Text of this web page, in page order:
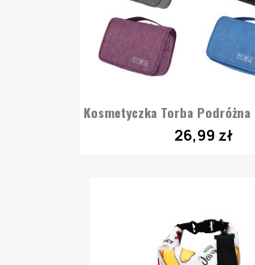
Kosmetyczka Torba
26,99 zł